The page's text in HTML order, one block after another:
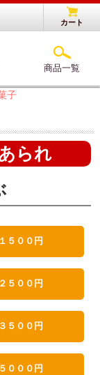
カート
商品一覧
子
られ
５００円
５００円
５００円
０００円